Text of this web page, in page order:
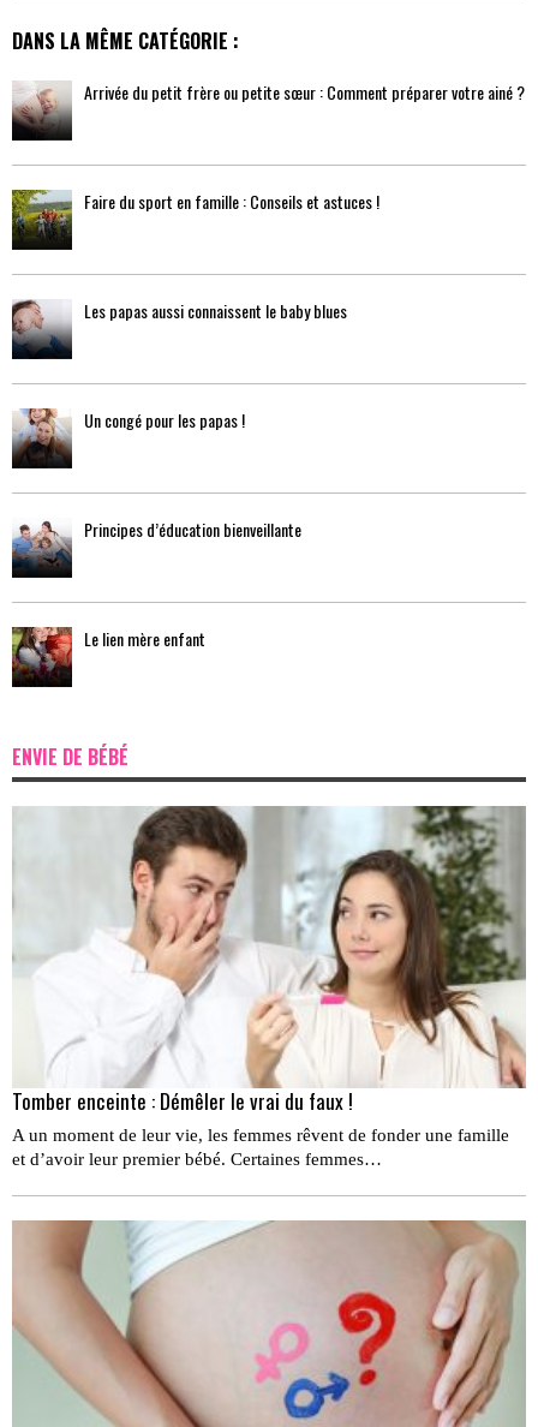
DANS LA MÊME CATÉGORIE :
Arrivée du petit frère ou petite sœur : Comment préparer votre ainé ?
Faire du sport en famille : Conseils et astuces !
Les papas aussi connaissent le baby blues
Un congé pour les papas !
Principes d’éducation bienveillante
Le lien mère enfant
ENVIE DE BÉBÉ
Tomber enceinte : Démêler le vrai du faux !
A un moment de leur vie, les femmes rêvent de fonder une famille
et d’avoir leur premier bébé. Certaines femmes…